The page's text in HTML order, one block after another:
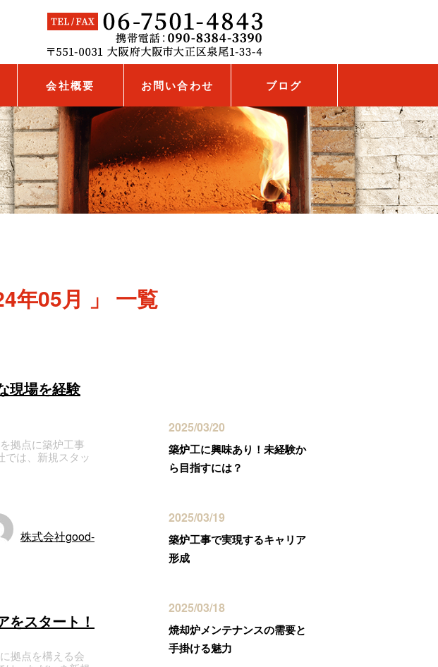
会社概要 お問い合わせ ブログ
年05月 」 一覧
現場を経験
拠点に築炉工事
では、新規スタッ
株式会社good-
をスタート！
拠点を構える会
2025/03/20
築炉工に興味あり！未経験か
ら目指すには？
2025/03/19
築炉工事で実現するキャリア
形成
2025/03/18
焼却炉メンテナンスの需要と
手掛ける魅力